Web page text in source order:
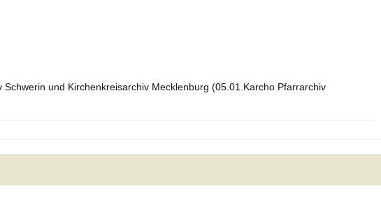
Schwerin und Kirchenkreisarchiv Mecklenburg (05.01.Karcho Pfarrarchiv